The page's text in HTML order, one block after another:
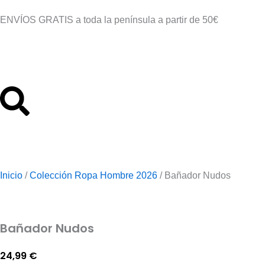
alENVÍOS GRATIS a toda la península a partir de 50€
Inicio /Colección Ropa Hombre 2026 / Bañador Nudos
Bañador Nudos
24,99 €